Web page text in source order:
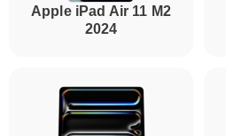
Apple iPad Air 11 M2
2024